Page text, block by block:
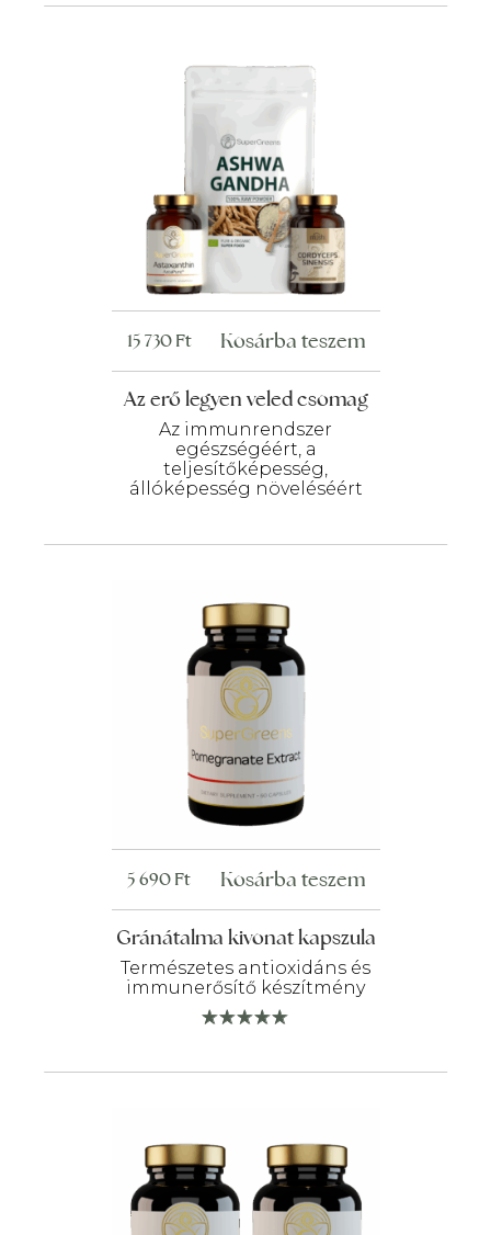
Az erő legyen veled csomag
Az immunrendszer
egészségéért, a
teljesítőképesség,
állóképesség növeléséért
15 730Ft Kosárba teszem
Gránátalma kivonat kapszula
Természetes antioxidáns és
immunerősítő készítmény
5 690Ft Kosárba teszem